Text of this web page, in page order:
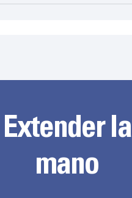
Extender la
mano